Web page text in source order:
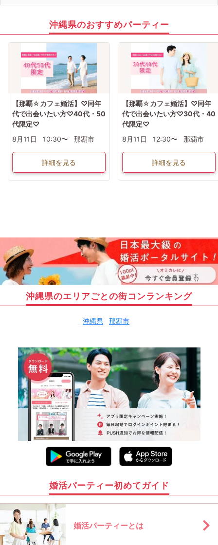
沖縄県のおすすめパーティー
【那覇☆カフェ婚活】♡同年
代で出会いたい方♡40代・50
代限定♡
8月11日
10:30〜 那覇市
詳細を見る
【那覇☆カフェ婚活】♡同年
代で出会いたい方♡30代・40
代限定♡
8月11日
12:30〜 那覇市
詳細を見る
沖縄県のエリアごとの街コンランキング
沖縄県 那覇市
婚活パーティー初めてガイド
婚活パーティーとは